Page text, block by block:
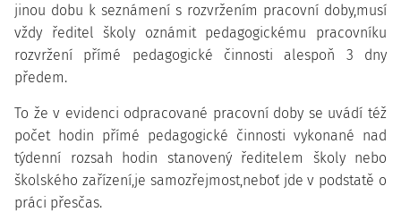
jinou dobu k seznámení s rozvržením pracovní doby,musí
vždy ředitel školy oznámit pedagogickému pracovníku
rozvržení přímé pedagogické činnosti alespoň 3 dny
předem.
To že v evidenci odpracované pracovní doby se uvádí též
počet hodin přímé pedagogické činnosti vykonané nad
týdenní rozsah hodin stanovený ředitelem školy nebo
školského zařízení,je samozřejmost,neboť jde v podstatě o
práci přesčas.